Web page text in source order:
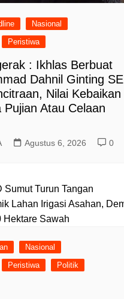
Nasional
Peristiwa
: Ikhlas Berbuat
Dahnil Ginting SE
Nilai Kebaikan
Pujian Atau Celaan
Agustus 6, 2026 0
Nasional
Peristiwa
Politik